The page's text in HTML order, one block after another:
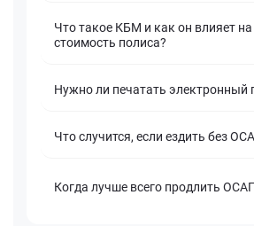
Что такое КБМ и как он влияет на
стоимость полиса?
Нужно ли печатать электронный
Что случится, если ездить без
Когда лучше всего продлить